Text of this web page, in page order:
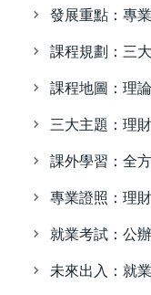
發展重點：專
課程規劃：三
課程地圖：理
三大主題：理
課外學習：全
專業證照：理
就業考試：公
未來出入：就